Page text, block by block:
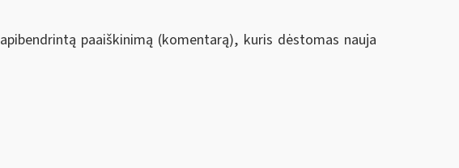
apibendrintą paaiškinimą (komentarą), kuris dėstomas nauja